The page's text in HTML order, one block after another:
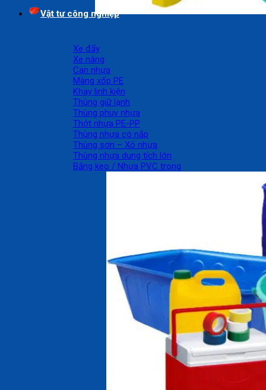
Vật tư công nghiệp
Xe đẩy
Xe nâng
Can nhựa
Màng xốp PE
Khay linh kiện
Thùng giữ lạnh
Thùng phuy nhựa
Thớt nhựa PE-PP
Thùng nhựa có nắp
Thùng sơn – Xô nhựa
Thùng nhựa dung tích lớn
Băng keo / Nhựa PVC trong